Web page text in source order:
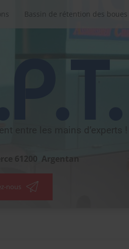
Bassin de rétention des boues
entre les mains d’experts !
61200 Argentan
nous